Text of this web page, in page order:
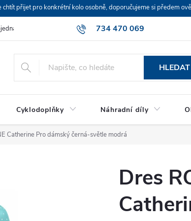
přijet pro konkrétní kolo osobně, doporučujeme si předem
734 470 069
HLEDAT
Cyklodoplňky Náhradní díly
Catherine Pro dámský černá-světle modrá
Dres